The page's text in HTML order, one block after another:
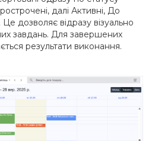
далі Активні, До
дозволяє відразу візуально
завдань. Для завершених
результати виконання.